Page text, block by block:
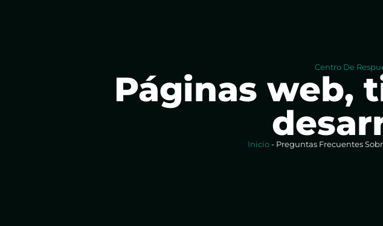
Centro De
Páginas web,
Inicio - Preguntas Frecuentes